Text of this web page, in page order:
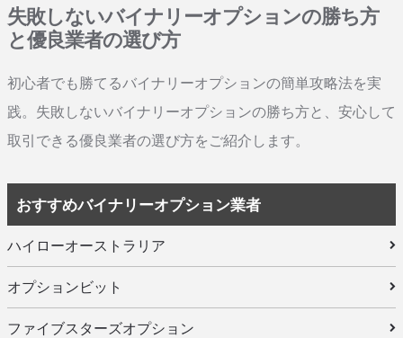
失敗しないバイナリーオプションの勝ち方
と優良業者の選び方
初心者でも勝てるバイナリーオプションの簡単攻略法を実
践。失敗しないバイナリーオプションの勝ち方と、安心して
取引できる優良業者の選び方をご紹介します。
おすすめバイナリーオプション業者
ハイローオーストラリア
オプションビット
ファイブスターズオプション